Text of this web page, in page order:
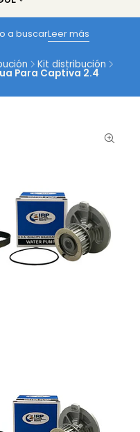
a buscarLeer más
Kit distribución
Para Captiva 2.4